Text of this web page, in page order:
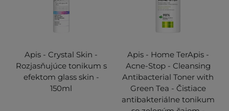
Apis - Crystal Skin -
Rozjasňujúce tonikum s
efektom glass skin -
150ml
Apis - Home TerApis -
Acne-Stop - Cleansing
Antibacterial Toner with
Green Tea - Čistiace
antibakteriálne tonikum